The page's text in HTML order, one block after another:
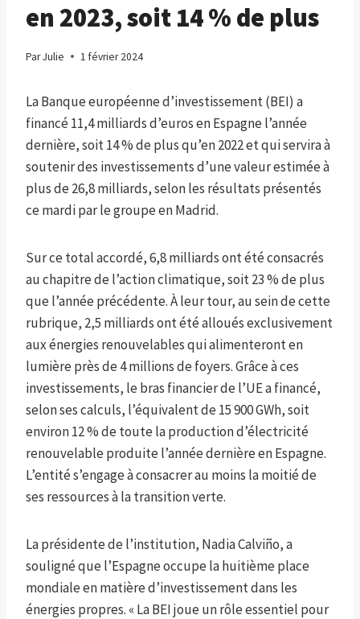
en 2023, soit 14 % de plus
ParJulie 1 février 2024
La Banque européenne d’investissement (BEI) a
financé 11,4 milliards d’euros en Espagne l’année
dernière, soit 14 % de plus qu’en 2022 et qui servira à
soutenir des investissements d’une valeur estimée à
plus de 26,8 milliards, selon les résultats présentés
ce mardi par le groupe en Madrid.
Sur ce total accordé, 6,8 milliards ont été consacrés
au chapitre de l’action climatique, soit 23 % de plus
que l’année précédente. À leur tour, au sein de cette
rubrique, 2,5 milliards ont été alloués exclusivement
aux énergies renouvelables qui alimenteront en
lumière près de 4 millions de foyers. Grâce à ces
investissements, le bras financier de l’UE a financé,
selon ses calculs, l’équivalent de 15 900 GWh, soit
environ 12 % de toute la production d’électricité
renouvelable produite l’année dernière en Espagne.
L’entité s’engage à consacrer au moins la moitié de
ses ressources à la transition verte.
La présidente de l’institution, Nadia Calviño, a
souligné que l’Espagne occupe la huitième place
mondiale en matière d’investissement dans les
énergies propres. « La BEI joue un rôle essentiel pour